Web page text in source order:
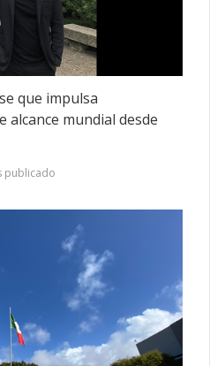
que impulsa
alcance mundial desde
publicado